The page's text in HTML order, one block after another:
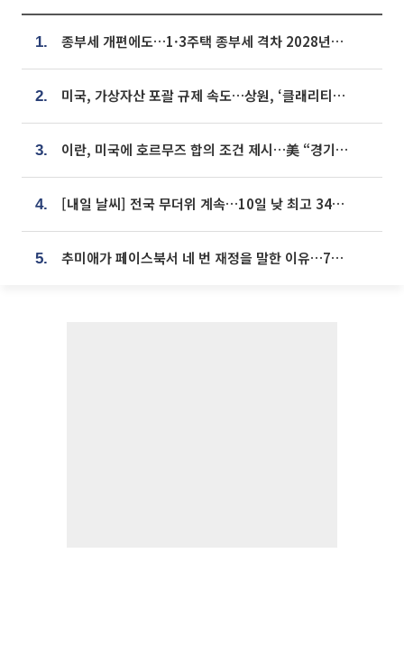
1. 종부세 개편에도…1·3주택 종부세 격차 2028년부터 확대
2. 미국, 가상자산 포괄 규제 속도…상원, ‘클래리티법’ 9월 절차투표 추진
3. 이란, 미국에 호르무즈 합의 조건 제시…美 “경기 아직 안 끝나” [종합]
4. [내일 날씨] 전국 무더위 계속…10일 낮 최고 34도 육박
5. 추미애가 페이스북서 네 번 재정을 말한 이유…7700억 추경 열쇠는 도의회에